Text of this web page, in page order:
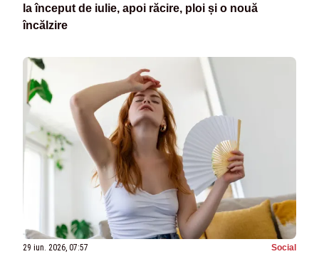
la început de iulie, apoi răcire, ploi și o nouă
încălzire
29 iun. 2026, 07:57 Social